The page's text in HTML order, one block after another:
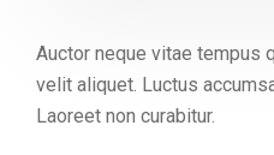
Auctor neque vitae tempus
velit aliquet. Luctus
Laoreet non curabitur.